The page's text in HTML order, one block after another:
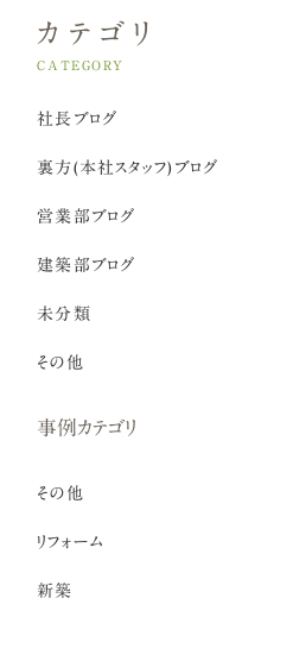
カテゴリ
CATEGORY
社長ブログ
裏方(本社スタッフ)ブログ
営業部ブログ
建築部ブログ
未分類
その他
事例カテゴリ
その他
リフォーム
新築